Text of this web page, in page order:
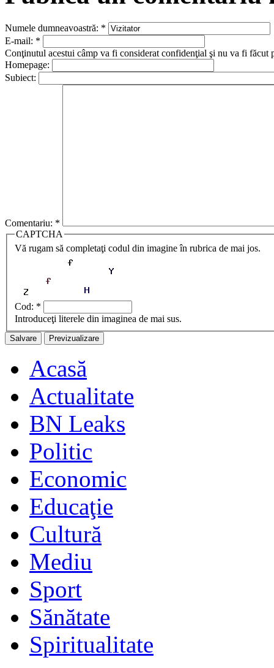
Numele dumneavoastră: *
E-mail: *
Conţinutul acestui câmp va fi considerat confidenţial şi nu va fi făcut
Homepage:
Subiect:
Comentariu: *
CAPTCHA
Vă rugam să completaţi codul din imagine în rubrica de mai jos.
Cod: *
Introduceţi literele din imaginea de mai sus.
Acasă
Actualitate
BN Leaks
Politic
Economic
Educaţie
Cultură
Mediu
Sport
Sănătate
Spiritualitate